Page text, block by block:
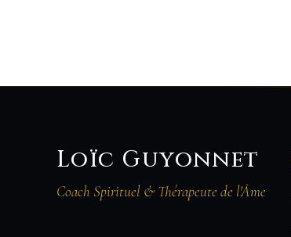
Loïc Guyonnet
Coach Spirituel & Thérapeute de l'Âme